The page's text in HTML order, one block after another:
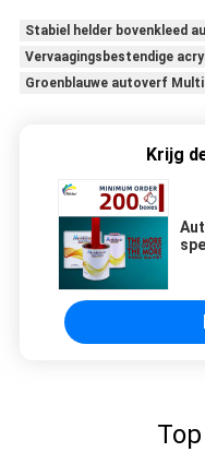
Stabiel helder bovenkleed
Vervaagingsbestendige
Groenblauwe autoverf
Krijg